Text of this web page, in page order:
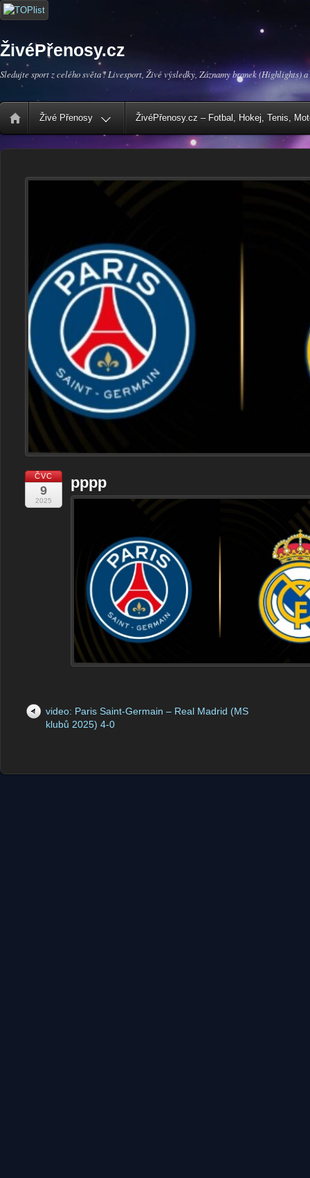
ŽivéPřenosy.cz
Sledujte sport z celého světa ! Livesport, Živé výsledky, Záznamy branek (Highlights) a
Živé Přenosy ŽivéPřenosy.cz – Fotbal, Hokej, Tenis,
ČVC
9
2025
pppp
video: Paris Saint-Germain – Real Madrid (MS
klubů 2025) 4-0